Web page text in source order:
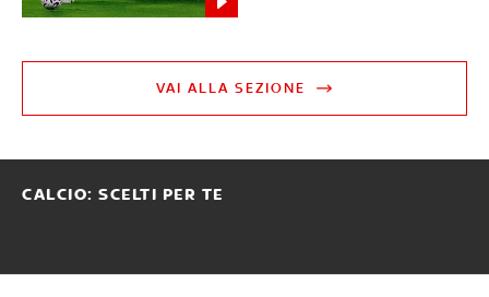
VAI ALLA SEZIONE
CALCIO: SCELTI PER TE